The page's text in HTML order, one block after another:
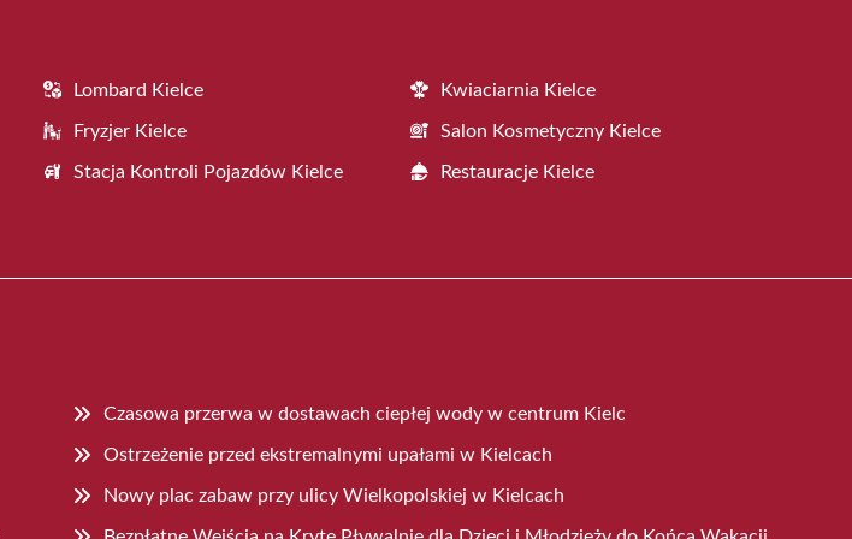
Lombard Kielce Kwiaciarnia Kielce
Fryzjer Kielce Salon Kosmetyczny Kielce
Stacja Kontroli Pojazdów Kielce Restauracje Kielce
Czasowa przerwa w dostawach ciepłej wody w centrum Kielc
Ostrzeżenie przed ekstremalnymi upałami w Kielcach
Nowy plac zabaw przy ulicy Wielkopolskiej w Kielcach